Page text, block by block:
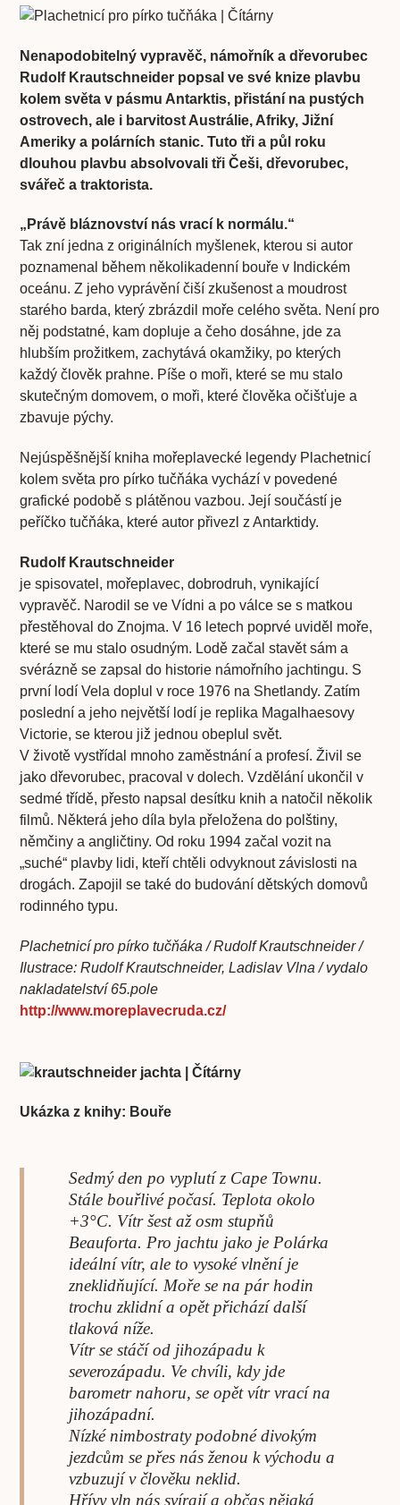
Nenapodobitelný vypravěč, námořník a dřevorubec
Rudolf Krautschneider popsal ve své knize plavbu
kolem světa v pásmu Antarktis, přistání na pustých
ostrovech, ale i barvitost Austrálie, Afriky, Jižní
Ameriky a polárních stanic. Tuto tři a půl roku
dlouhou plavbu absolvovali tři Češi, dřevorubec,
svářeč a traktorista.
„Právě bláznovství nás vrací k normálu.“
Tak zní jedna z originálních myšlenek, kterou si autor
poznamenal během několikadenní bouře v Indickém
oceánu. Z jeho vyprávění čiší zkušenost a moudrost
starého barda, který zbrázdil moře celého světa. Není pro
něj podstatné, kam dopluje a čeho dosáhne, jde za
hlubším prožitkem, zachytává okamžiky, po kterých
každý člověk prahne. Píše o moři, které se mu stalo
skutečným domovem, o moři, které člověka očišťuje a
zbavuje pýchy.
Nejúspěšnější kniha mořeplavecké legendy Plachetnicí
kolem světa pro pírko tučňáka vychází v povedené
grafické podobě s plátěnou vazbou. Její součástí je
peříčko tučňáka, které autor přivezl z Antarktidy.
Rudolf Krautschneider
je spisovatel, mořeplavec, dobrodruh, vynikající
vypravěč. Narodil se ve Vídni a po válce se s matkou
přestěhoval do Znojma. V 16 letech poprvé uviděl moře,
které se mu stalo osudným. Lodě začal stavět sám a
svérázně se zapsal do historie námořního jachtingu. S
první lodí Vela doplul v roce 1976 na Shetlandy. Zatím
poslední a jeho největší lodí je replika Magalhaesovy
Victorie, se kterou již jednou obeplul svět.
V životě vystřídal mnoho zaměstnání a profesí. Živil se
jako dřevorubec, pracoval v dolech. Vzdělání ukončil v
sedmé třídě, přesto napsal desítku knih a natočil několik
filmů. Některá jeho díla byla přeložena do polštiny,
němčiny a angličtiny. Od roku 1994 začal vozit na
„suché“ plavby lidi, kteří chtěli odvyknout závislosti na
drogách. Zapojil se také do budování dětských domovů
rodinného typu.
Plachetnicí pro pírko tučňáka / Rudolf Krautschneider /
Ilustrace: Rudolf Krautschneider, Ladislav Vlna / vydalo
nakladatelství 65.pole
http://www.moreplavecruda.cz/
Ukázka z knihy: Bouře
Sedmý den po vyplutí z Cape Townu.
Stále bouřlivé počasí. Teplota okolo
+3°C. Vítr šest až osm stupňů
Beauforta. Pro jachtu jako je Polárka
ideální vítr, ale to vysoké vlnění je
zneklidňující. Moře se na pár hodin
trochu zklidní a opět přichází další
tlaková níže.
Vítr se stáčí od jihozápadu k
severozápadu. Ve chvíli, kdy jde
barometr nahoru, se opět vítr vrací na
jihozápadní.
Nízké nimbostraty podobné divokým
jezdcům se přes nás ženou k východu a
vzbuzují v člověku neklid.
Hřívy vln nás svírají a občas nějaká